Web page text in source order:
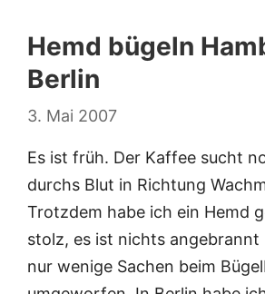
Hemd bügeln
Berlin
3. Mai 2007
Es ist früh. Der Kaffee sucht
durchs Blut in Richtung
Trotzdem habe ich ein Hemd
stolz, es ist nichts angebrannt
nur wenige Sachen beim